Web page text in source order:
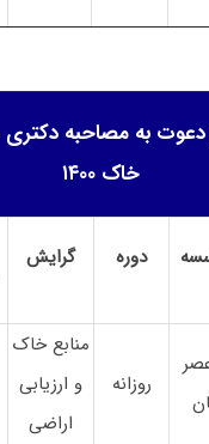
به مصاحبه دکتری
خاک ۱۴۰۰
دوره گرایش
روزانه
منابع خاک
و ارزیابی
اراضی